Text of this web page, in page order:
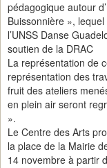
pédagogique autour
Buissonnière »,
l’UNSS Danse
soutien de la DRAC
La représentation de
représentation des
fruit des ateliers
en plein air seront
».
Le Centre des Arts
la place de la Mairie
14 novembre à partir